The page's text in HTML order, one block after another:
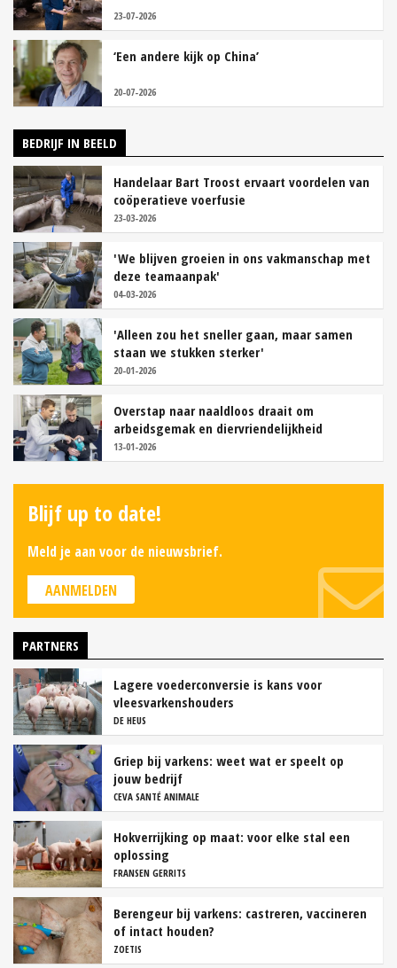
23-07-2026
‘Een andere kijk op China’
20-07-2026
BEDRIJF IN BEELD
Handelaar Bart Troost ervaart voordelen van
coöperatieve voerfusie
23-03-2026
'We blijven groeien in ons vakmanschap met
deze teamaanpak'
04-03-2026
'Alleen zou het sneller gaan, maar samen
staan we stukken sterker'
20-01-2026
Overstap naar naaldloos draait om
arbeidsgemak en diervriendelijkheid
13-01-2026
Blijf up to date!
Meld je aan voor de nieuwsbrief.
AANMELDEN
PARTNERS
Lagere voederconversie is kans voor
vleesvarkenshouders
DE HEUS
Griep bij varkens: weet wat er speelt op
jouw bedrijf
CEVA SANTÉ ANIMALE
Hokverrijking op maat: voor elke stal een
oplossing
FRANSEN GERRITS
Berengeur bij varkens: castreren, vaccineren
of intact houden?
ZOETIS